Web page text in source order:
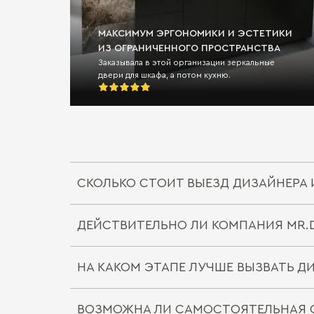
МАКСИМУМ ЭРГОНОМИКИ И ЭСТЕТИКИ
ИЗ ОГРАНИЧЕННОГО ПРОСТРАНСТВА
Заказывала в этой организации зеркальные
двери для шкафа, а потом кухню.
СКОЛЬКО СТОИТ ВЫЕЗД
Выезд дизайнера/замерщика в компании
ДЕЙСТВИТЕЛЬНО ЛИ КОМПАНИЯ
этом вы можете прочитатьздесь
НА КАКОМ ЭТАПЕ ЛУЧШЕ ВЫЗВАТЬ
ВОЗМОЖНА ЛИ САМОСТОЯТЕЛЬНАЯ